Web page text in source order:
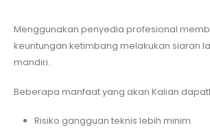
Menggunakan penyedia profesional
keuntungan ketimbang melakukan siaran
mandiri.
Beberapa manfaat yang akan Kalian
Risiko gangguan teknis lebih minim.